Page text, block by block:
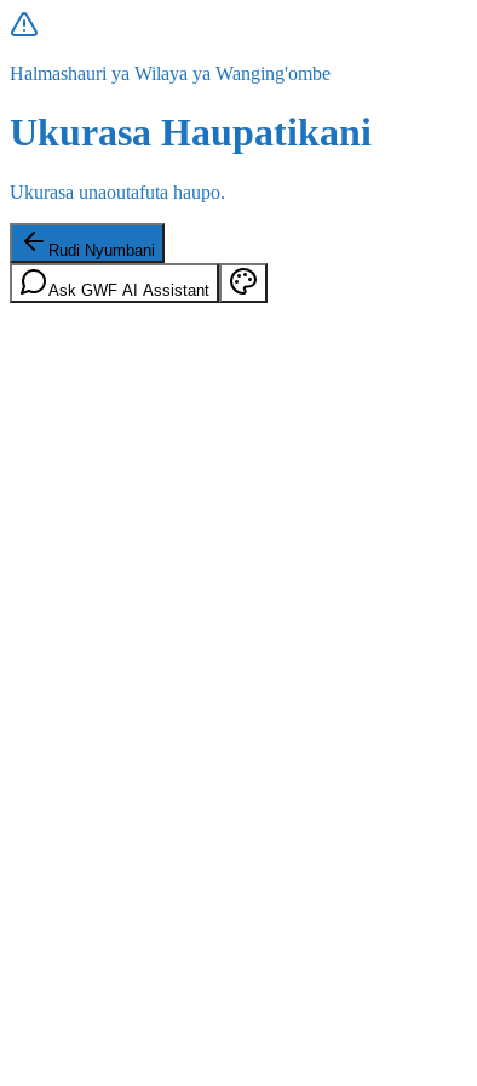
Halmashauri ya Wilaya ya Wanging'ombe
Ukurasa Haupatikani
Ukurasa unaoutafuta haupo.
Rudi Nyumbani
Ask GWF AI Assistant